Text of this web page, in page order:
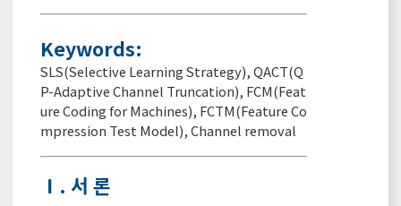
Keywords:
SLS(Selective Learning Strategy),QACT(Q
P-Adaptive Channel Truncation), FCM(Feat
ure Coding for Machines), FCTM(Feature Co
mpression Test Model),Channel removal
Ⅰ. 서 론